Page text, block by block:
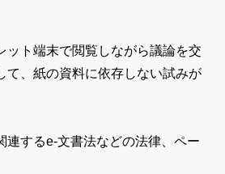
ト端末で閲覧しながら議論を交
て、紙の資料に依存しない試みが
連するe-文書法などの法律、ペー